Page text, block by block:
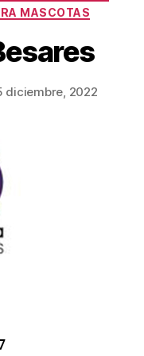
MASCOTAS
diciembre, 2022